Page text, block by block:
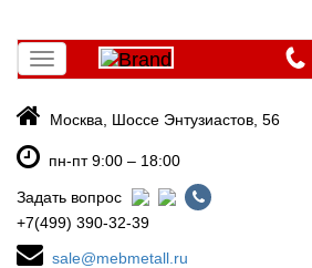
Toggle
navigation
Москва, Шоссе Энтузиастов, 56
пн-пт 9:00 – 18:00
Задать вопрос
+7(499) 390-32-39
sale@mebmetall.ru